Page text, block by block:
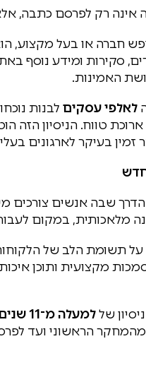
אינה רק לפרסם כתבה,
חברה או בעל מקצוע,
סקירות ומידע נוסף
האמינות.
לאלפי עסקים לבנות
ארוכת טווח. הניסיון
בעיקר לארגונים
שבה אנשים צורכים
מלאכותית, במקום
תשומת הלב של הלקוחות
למעלה מ־11 שנים בעולם התוכן והפרסום
הראשוני ועד